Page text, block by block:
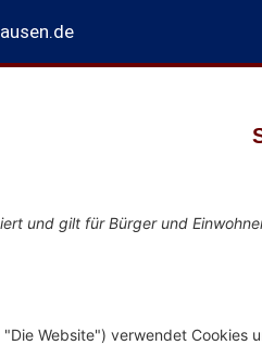
und gilt für Bürger und
Website") verwendet Cookies